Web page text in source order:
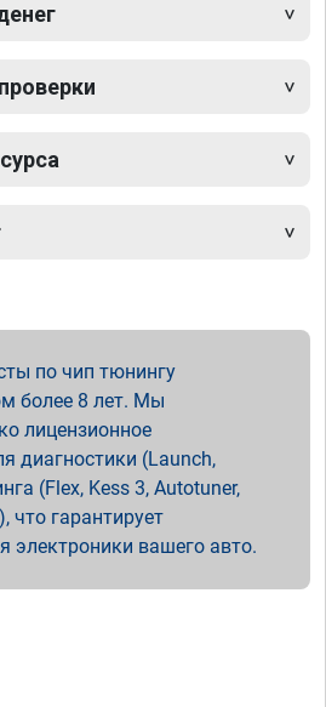
по чип тюнингу
более 8 лет. Мы
лицензионное
диагностики (Launch,
(Flex, Kess 3, Autotuner,
что гарантирует
электроники вашего авто.